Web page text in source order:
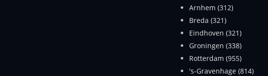
Arnhem (312)
Breda (321)
Eindhoven (321)
Groningen (338)
Rotterdam (955)
's-Gravenhage (814)